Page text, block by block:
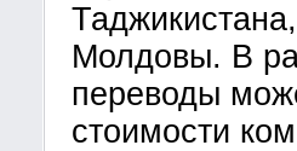
Молдовы. В
переводы
стоимости